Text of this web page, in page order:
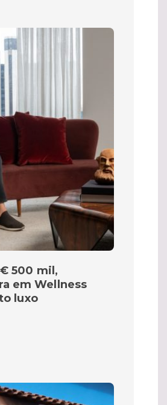
500 mil,
em Wellness
luxo